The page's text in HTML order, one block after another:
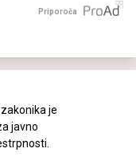
Priporoča
je
javno